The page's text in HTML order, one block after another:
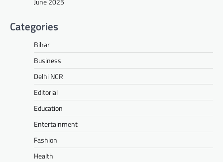
Categories
Bihar
Business
Delhi NCR
Editorial
Education
Entertainment
Fashion
Health